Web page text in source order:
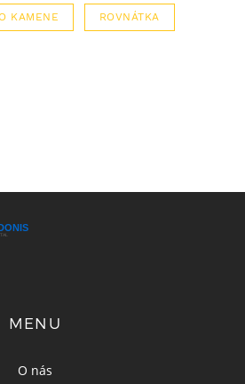
KAMENE ROVNÁTKA
MENU
O nás